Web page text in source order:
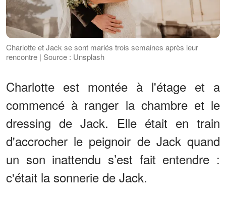
Charlotte et Jack se sont mariés trois semaines après leur
rencontre | Source : Unsplash
Charlotte est montée à l'étage et a
commencé à ranger la chambre et le
dressing de Jack. Elle était en train
d'accrocher le peignoir de Jack quand
un son inattendu s’est fait entendre :
c'était la sonnerie de Jack.